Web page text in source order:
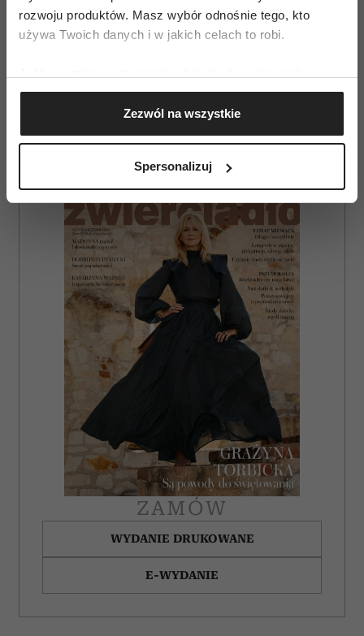
rozwoju produktów. Masz wybór odnośnie tego, kto
używa Twoich danych i w jakich celach to robi.
Gromadzić dane dotyczące Twojej lokalizacji
geograficznej z dokładnością nawet do kilku metrów
Identyfikować Twoje urządzenie, aktywnie
(fingerprinting, czyli wirtualny odcisk palca)
dane są przetwarzane oraz ustaw własne preferencje w
sekcji szczegółów
. W Deklaracji plików cookie możesz
zmienić lub wycofać swoją zgodę w dowolnej chwili.
Wykorzystujemy pliki cookie do spersonalizowania treści
i reklam, aby oferować funkcje społecznościowe i
analizować ruch w naszej witrynie. Informacje o tym, jak
korzystasz z naszej witryny, udostępniamy partnerom
społecznościowym, reklamowym i analitycznym.
Partnerzy mogą połączyć te informacje z innymi danymi
otrzymanymi od Ciebie lub uzyskanymi podczas
korzystania z ich usług.
Zezwól na wszystkie
Spersonalizuj
Odpowiedzi na te pytania znasz tylko ty.
Samotne chwile - nie bój się ich -TUTAJ
ZAMÓW
WYDANIE DRUKOWANE
E-WYDANIE